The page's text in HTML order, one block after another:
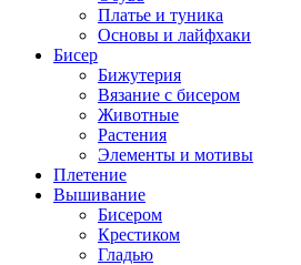
Платье и туника
Основы и лайфхаки
Бисер
Бижутерия
Вязание с бисером
Животные
Растения
Элементы и мотивы
Плетение
Вышивание
Бисером
Крестиком
Гладью